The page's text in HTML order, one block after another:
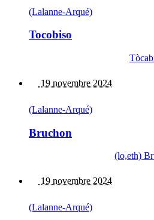
(Lalanne-Arqué)
Tocobiso
19 novembre 2024
(Lalanne-Arqué)
Bruchon
(lo,eth)
19 novembre 2024
(Lalanne-Arqué)